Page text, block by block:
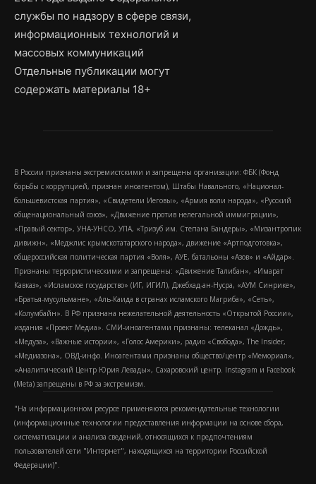
службы по надзору в сфере связи,
информационных технологий и
массовых коммуникаций
Отдельные публикации могут
содержать материалы 18+
В России признаны экстремистскими и запрещены организации: ФБК (Фонд
борьбы с коррупцией, признан иноагентом), Штабы Навального, «Национал-
большевистская партия», «Свидетели Иеговы», «Армия воли народа», «Русский
общенациональный союз», «Движение против нелегальной иммиграции»,
«Правый сектор», УНА-УНСО, УПА, «Тризуб им. Степана Бандеры», «Мизантропик
дивижн», «Меджлис крымскотатарского народа», движение «Артподготовка»,
общероссийская политическая партия «Воля», АУЕ, батальоны «Азов» и «Айдар».
Признаны террористическими и запрещены: «Движение Талибан», «Имарат
Кавказ», «Исламское государство» (ИГ, ИГИЛ), Джебхад-ан-Нусра, «АУМ Синрике»,
«Братья-мусульмане», «Аль-Каида в странах исламского Магриба», «Сеть»,
«Колумбайн». В РФ признана нежелательной деятельность «Открытой России»,
издания «Проект Медиа». СМИ-иноагентами признаны: телеканал «Дождь»,
«Медуза», «Важные истории», «Голос Америки», радио «Свобода», The Insider,
«Медиазона», ОВД-инфо. Иноагентами признаны общество/центр «Мемориал»,
«Аналитический Центр Юрия Левады», Сахаровский центр. Instagram и Facebook
(Metа) запрещены в РФ за экстремизм.
"На информационном ресурсе применяются рекомендательные технологии
(информационные технологии предоставления информации на основе сбора,
систематизации и анализа сведений, относящихся к предпочтениям
пользователей сети "Интернет", находящихся на территории Российской
Федерации)".